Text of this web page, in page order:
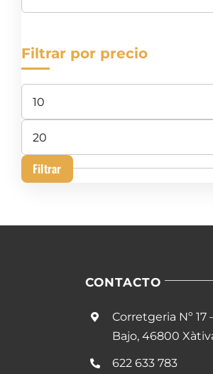
Filtrar por precio
Precio
mínimo
Precio
máximo
Filtrar
CONTACTO
Corretgeria Nº 17
Bajo, 46800
622 633 783